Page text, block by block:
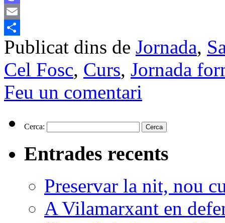
Mastodon
Email
Comparteix
Publicat dins de Jornada,
Cel Fosc, Curs, Jornada
Feu un comentari
Cerca:
Entrades recents
Preservar la nit, nou
A Vilamarxant en